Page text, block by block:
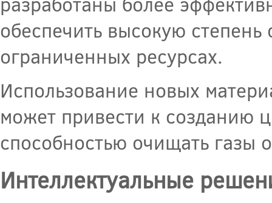
обеспечить высокую
ограниченных ресурсах.
Использование новых
может привести к созданию
способностью очищать газы
Интеллектуальные